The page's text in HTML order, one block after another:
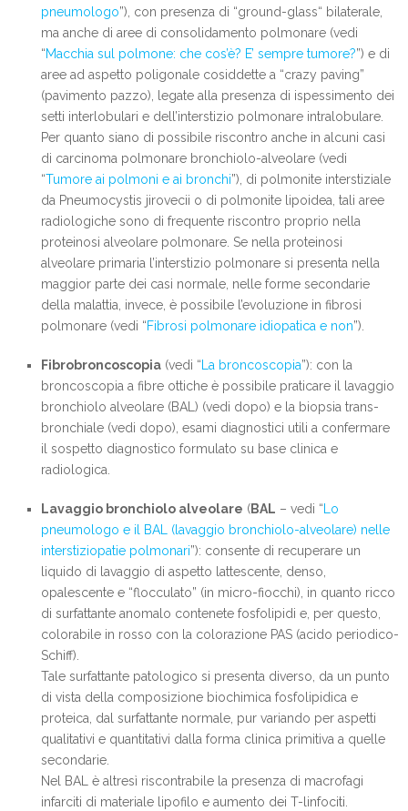
pneumologo”), con presenza di “ground-glass“ bilaterale,
ma anche di aree di consolidamento polmonare (vedi
“Macchia sul polmone: che cos’è? E’ sempre tumore?”) e di
aree ad aspetto poligonale cosiddette a “crazy paving”
(pavimento pazzo), legate alla presenza di ispessimento dei
setti interlobulari e dell’interstizio polmonare intralobulare.
Per quanto siano di possibile riscontro anche in alcuni casi
di carcinoma polmonare bronchiolo-alveolare (vedi
“Tumore ai polmoni e ai bronchi”), di polmonite interstiziale
da Pneumocystis jirovecii o di polmonite lipoidea, tali aree
radiologiche sono di frequente riscontro proprio nella
proteinosi alveolare polmonare. Se nella proteinosi
alveolare primaria l’interstizio polmonare si presenta nella
maggior parte dei casi normale, nelle forme secondarie
della malattia, invece, è possibile l’evoluzione in fibrosi
polmonare (vedi “Fibrosi polmonare idiopatica e non”).
Fibrobroncoscopia (vedi “ La broncoscopia”): con la
broncoscopia a fibre ottiche è possibile praticare il lavaggio
bronchiolo alveolare (BAL) (vedi dopo) e la biopsia trans-
bronchiale (vedi dopo), esami diagnostici utili a confermare
il sospetto diagnostico formulato su base clinica e
radiologica.
Lavaggio bronchiolo alveolare (BAL – vedi “ Lo
pneumologo e il BAL (lavaggio bronchiolo-alveolare) nelle
interstiziopatie polmonari”): consente di recuperare un
liquido di lavaggio di aspetto lattescente, denso,
opalescente e “flocculato” (in micro-fiocchi), in quanto ricco
di surfattante anomalo contenete fosfolipidi e, per questo,
colorabile in rosso con la colorazione PAS (acido periodico-
Schiff).
Tale surfattante patologico si presenta diverso, da un punto
di vista della composizione biochimica fosfolipidica e
proteica, dal surfattante normale, pur variando per aspetti
qualitativi e quantitativi dalla forma clinica primitiva a quelle
secondarie.
Nel BAL è altresì riscontrabile la presenza di macrofagi
infarciti di materiale lipofilo e aumento dei T-linfociti.